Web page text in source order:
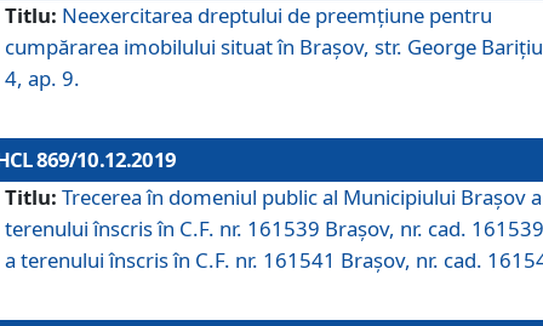
Titlu: Neexercitarea dreptului de preemţiune pentru
cumpărarea imobilului situat în Braşov, str. George
4, ap. 9.
869/10.12.2019
Titlu: Trecerea în domeniul public al Municipiului Braşov a
terenului înscris în C.F. nr. 161539 Brașov, nr. cad.
a terenului înscris în C.F. nr. 161541 Brașov, nr. cad.